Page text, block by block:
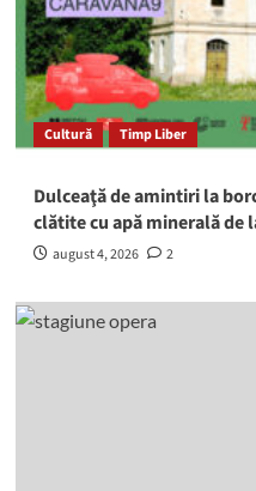
Cultură Timp Liber
Dulceaţă de amintiri la
clătite cu apă minerală de
august 4, 2026 2